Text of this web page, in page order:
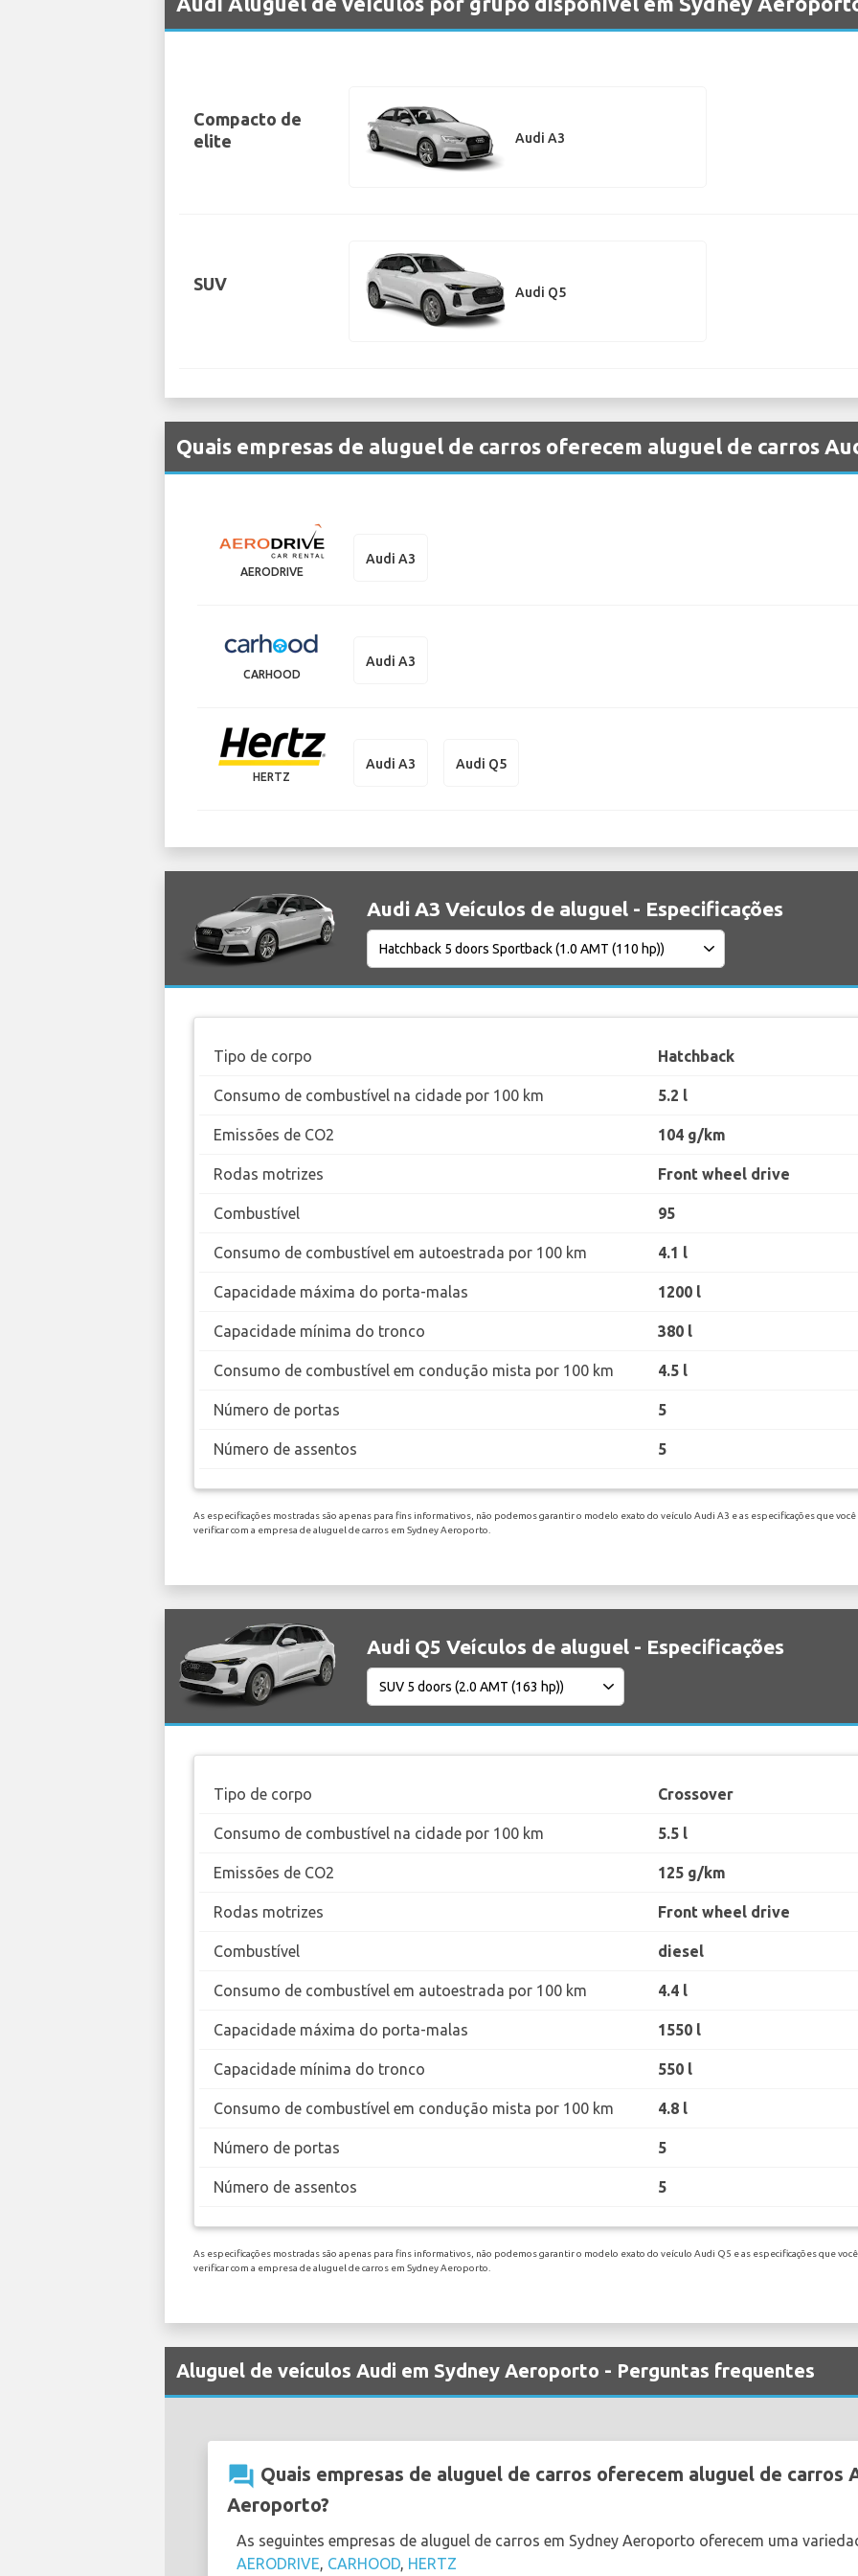
Compacto de
elite
Audi A3
SUV Audi Q5
Quais empresas de aluguel de carros oferecem aluguel de carros
AERODRIVE
Audi A3
CARHOOD
Audi A3
HERTZ
Audi A3 Audi Q5
Audi A3 Veículos de aluguel - Especificações
Tipo de corpo Hatchback
Consumo de combustível na cidade por 100 km 5.2 l
Emissões de CO2 104 g/km
Rodas motrizes Front wheel drive
Combustível 95
Consumo de combustível em autoestrada por 100 km 4.1 l
Capacidade máxima do porta-malas 1200 l
Capacidade mínima do tronco 380 l
Consumo de combustível em condução mista por 100 km 4.5 l
Número de portas 5
Número de assentos 5
As especificações mostradas são apenas para fins informativos, não podemos garantir o modelo exato do veículo Audi A3 e as especificações que
verificar com a empresa de aluguel de carros em Sydney Aeroporto.
Audi Q5 Veículos de aluguel - Especificações
Tipo de corpo Crossover
Consumo de combustível na cidade por 100 km 5.5 l
Emissões de CO2 125 g/km
Rodas motrizes Front wheel drive
Combustível diesel
Consumo de combustível em autoestrada por 100 km 4.4 l
Capacidade máxima do porta-malas 1550 l
Capacidade mínima do tronco 550 l
Consumo de combustível em condução mista por 100 km 4.8 l
Número de portas 5
Número de assentos 5
As especificações mostradas são apenas para fins informativos, não podemos garantir o modelo exato do veículo Audi Q5 e as especificações que
verificar com a empresa de aluguel de carros em Sydney Aeroporto.
Aluguel de veículos Audi em Sydney Aeroporto - Perguntas frequentes
question_answer Quais empresas de aluguel de carros oferecem aluguel de carros
Aeroporto?
As seguintes empresas de aluguel de carros em Sydney Aeroporto oferecem uma
AERODRIVE, CARHOOD, HERTZ